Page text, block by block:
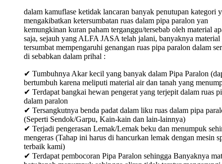
dalam kamuflase ketidak lancaran banyak penutupan kategori
mengakibatkan ketersumbatan ruas dalam pipa paralon yan
kemungkinan kuran paham terganggu/tersebab oleh material
saja, sejauh yang ALFA JASA telah jalani, banyaknya material
tersumbat mempengaruhi genangan ruas pipa paralon dalam
di sebabkan dalam prihal :
✔ Tumbuhnya Akar kecil yang banyak dalam Pipa Paralon
bertumbuh karena meliputi material air dan tanah yang
✔ Terdapat bangkai hewan pengerat yang terjepit dalam ruas
dalam paralon
✔ Tersangkutnya benda padat dalam liku ruas dalam pipa
(Seperti Sendok/Garpu, Kain-kain dan lain-lainnya)
✔ Terjadi pengerasan Lemak/Lemak beku dan menumpuk
mengeras (Tahap ini harus di hancurkan lemak dengan mesin
terbaik kami)
✔ Terdapat pembocoran Pipa Paralon sehingga Banyaknya